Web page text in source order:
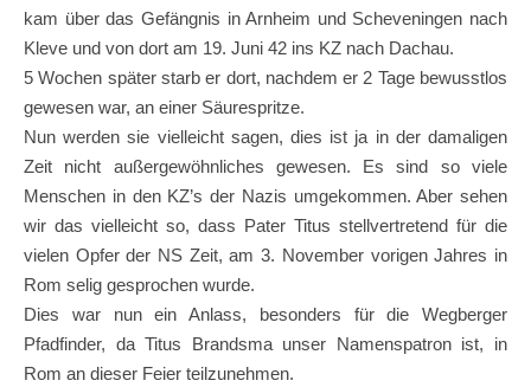
kam über das Gefängnis in Arnheim und Scheveningen nach
Kleve und von dort am 19. Juni 42 ins KZ nach Dachau.
5 Wochen später starb er dort, nachdem er 2 Tage bewusstlos
gewesen war, an einer Säurespritze.
Nun werden sie vielleicht sagen, dies ist ja in der damaligen
Zeit nicht außergewöhnliches gewesen. Es sind so viele
Menschen in den KZ’s der Nazis umgekommen. Aber sehen
wir das vielleicht so, dass Pater Titus stellvertretend für die
vielen Opfer der NS Zeit, am 3. November vorigen Jahres in
Rom selig gesprochen wurde.
Dies war nun ein Anlass, besonders für die Wegberger
Pfadfinder, da Titus Brandsma unser Namenspatron ist, in
Rom an dieser Feier teilzunehmen.